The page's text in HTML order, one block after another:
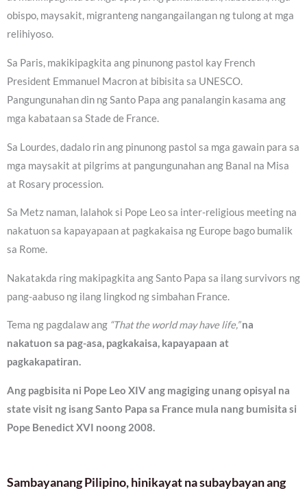
obispo, maysakit, migranteng nangangailangan ng tulong at mga
relihiyoso.
Sa Paris, makikipagkita ang pinunong pastol kay French
President Emmanuel Macron at bibisita sa UNESCO.
Pangungunahan din ng Santo Papa ang panalangin kasama ang
mga kabataan sa Stade de France.
Sa Lourdes, dadalo rin ang pinunong pastol sa mga gawain para sa
mga maysakit at pilgrims at pangungunahan ang Banal na Misa
at Rosary procession.
Sa Metz naman, lalahok si Pope Leo sa inter-religious meeting na
nakatuon sa kapayapaan at pagkakaisa ng Europe bago bumalik
sa Rome.
Nakatakda ring makipagkita ang Santo Papa sa ilang survivors ng
pang-aabuso ng ilang lingkod ng simbahan France.
Tema ng pagdalaw ang “That the world may have life,”na
nakatuon sa pag-asa, pagkakaisa, kapayapaan at
pagkakapatiran.
Ang pagbisita ni Pope Leo XIV ang magiging unang opisyal na
state visit ng isang Santo Papa sa France mula nang bumisita si
Pope Benedict XVI noong 2008.
Sambayanang Pilipino, hinikayat na subaybayan ang